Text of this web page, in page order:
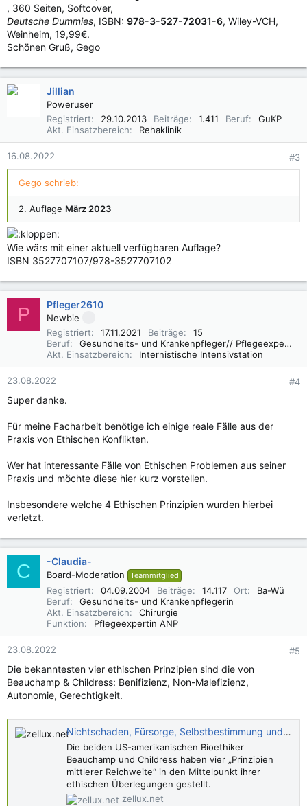
, 360 Seiten, Softcover,
Deutsche Dummies, ISBN: 978-3-527-72031-6, Wiley-VCH,
Weinheim, 19,99€.
Schönen Gruß, Gego
Jillian
Poweruser
Registriert
29.10.2013 Beiträge 1.411 Beruf
GuKP
Akt. Einsatzbereich
Rehaklinik
16.08.2022 #3
Gego schrieb:
2. Auflage März 2023
Wie wärs mit einer aktuell verfügbaren Auflage?
ISBN 3527707107/978-3527707102
P Pfleger2610
Newbie
Registriert
17.11.2021 Beiträge
15
Beruf
Gesundheits- und Krankenpfleger// Pflegeexperte IMC
Akt. Einsatzbereich
Internistische Intensivstation
23.08.2022 #4
Super danke.
Für meine Facharbeit benötige ich einige reale Fälle aus der
Praxis von Ethischen Konflikten.
Wer hat interessante Fälle von Ethischen Problemen aus seiner
Praxis und möchte diese hier kurz vorstellen.
Insbesondere welche 4 Ethischen Prinzipien wurden hierbei
verletzt.
C -Claudia-
Board-Moderation Teammitglied
Registriert 04.09.2004 Beiträge 14.117 Ort
Ba-Wü
Beruf
Gesundheits- und Krankenpflegerin
Akt. Einsatzbereich
Chirurgie
Funktion
Pflegeexpertin ANP
23.08.2022 #5
Die bekanntesten vier ethischen Prinzipien sind die von
Beauchamp & Childress: Benifizienz, Non-Malefizienz,
Autonomie, Gerechtigkeit.
Nichtschaden, Fürsorge, Selbstbestimmung und Gerechtigkeit
Die beiden US-amerikanischen Bioethiker
Beauchamp und Childress haben vier „Prinzipien
mittlerer Reichweite“ in den Mittelpunkt ihrer
ethischen Überlegungen gestellt.
zellux.net